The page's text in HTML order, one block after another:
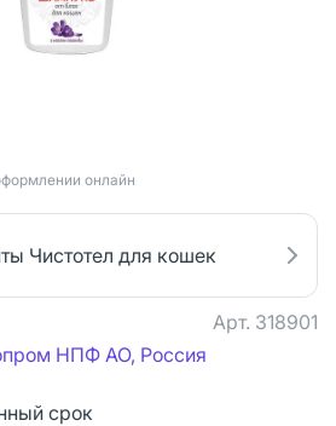
онлайн
Чистотел для кошек
Арт. 318901
НПФ АО, Россия
срок